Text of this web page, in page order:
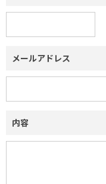
メールアドレス
内容